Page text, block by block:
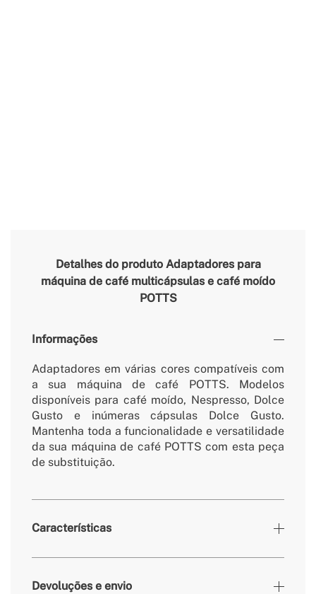
Detalhes do produto Adaptadores para
máquina de café multicápsulas e café moído
POTTS
Informações
Adaptadores em várias cores compatíveis com
a sua máquina de café POTTS. Modelos
disponíveis para café moído, Nespresso, Dolce
Gusto e inúmeras cápsulas Dolce Gusto.
Mantenha toda a funcionalidade e versatilidade
da sua máquina de café POTTS com esta peça
de substituição.
Características
Cores
Devoluções e envio